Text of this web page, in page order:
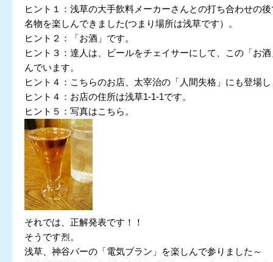
ヒント１：浅草の大手飲料メーカーさんとの打ち合わせの
名物を楽しんできました(つまり場所は浅草です）。
ヒント２：「お酒」です。
ヒント３：達人は、ビールをチェイサーにして、この「お
んでいます。
ヒント４：こちらのお店、太宰治の「人間失格」にも登場
ヒント４：お店の住所は浅草1-1-1です。
ヒント５：写真はこちら。
それでは、正解発表です！！
そうです烈。
浅草、神谷バーの「電気ブラン」を楽しんで参りました～